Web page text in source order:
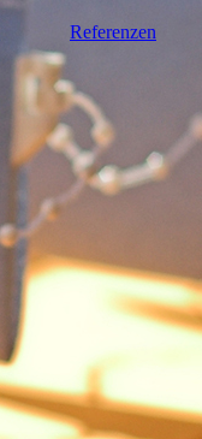
Referenzen